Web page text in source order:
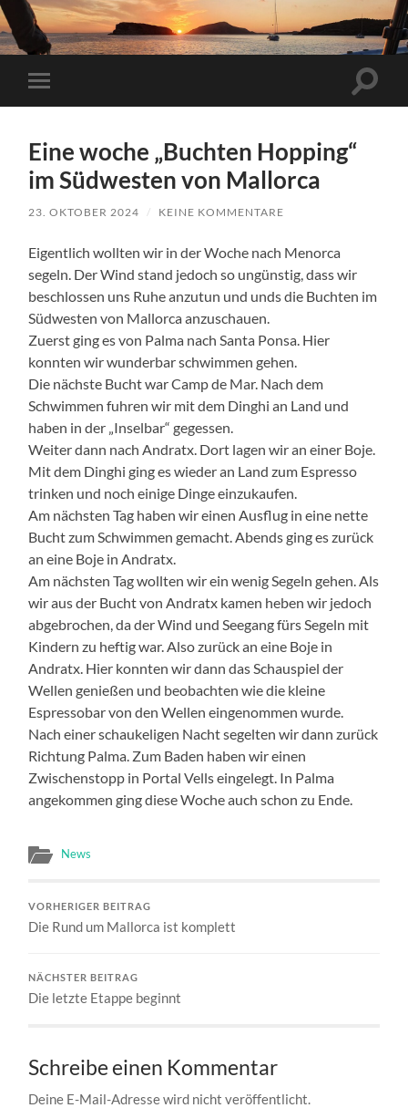
Mobile-
Menü
Eine woche „Buchten Hopping“
im Südwesten von Mallorca
23. OKTOBER 2024 / KEINE KOMMENTARE
Eigentlich wollten wir in der Woche nach Menorca
segeln. Der Wind stand jedoch so ungünstig, dass wir
beschlossen uns Ruhe anzutun und unds die Buchten im
Südwesten von Mallorca anzuschauen.
Zuerst ging es von Palma nach Santa Ponsa. Hier
konnten wir wunderbar schwimmen gehen.
Die nächste Bucht war Camp de Mar. Nach dem
Schwimmen fuhren wir mit dem Dinghi an Land und
haben in der „Inselbar“ gegessen.
Weiter dann nach Andratx. Dort lagen wir an einer Boje.
Mit dem Dinghi ging es wieder an Land zum Espresso
trinken und noch einige Dinge einzukaufen.
Am nächsten Tag haben wir einen Ausflug in eine nette
Bucht zum Schwimmen gemacht. Abends ging es zurück
an eine Boje in Andratx.
Am nächsten Tag wollten wir ein wenig Segeln gehen. Als
wir aus der Bucht von Andratx kamen heben wir jedoch
abgebrochen, da der Wind und Seegang fürs Segeln mit
Kindern zu heftig war. Also zurück an eine Boje in
Andratx. Hier konnten wir dann das Schauspiel der
Wellen genießen und beobachten wie die kleine
Espressobar von den Wellen eingenommen wurde.
Nach einer schaukeligen Nacht segelten wir dann zurück
Richtung Palma. Zum Baden haben wir einen
Zwischenstopp in Portal Vells eingelegt. In Palma
angekommen ging diese Woche auch schon zu Ende.
News
VORHERIGER BEITRAG
Die Rund um Mallorca ist komplett
NÄCHSTER BEITRAG
Die letzte Etappe beginnt
Schreibe einen Kommentar
Deine E-Mail-Adresse wird nicht veröffentlicht.